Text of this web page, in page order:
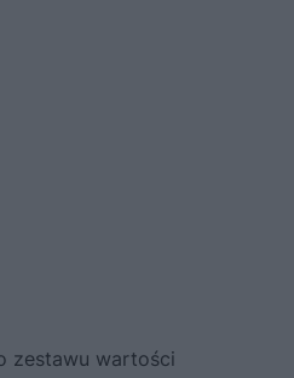
zestawu wartości